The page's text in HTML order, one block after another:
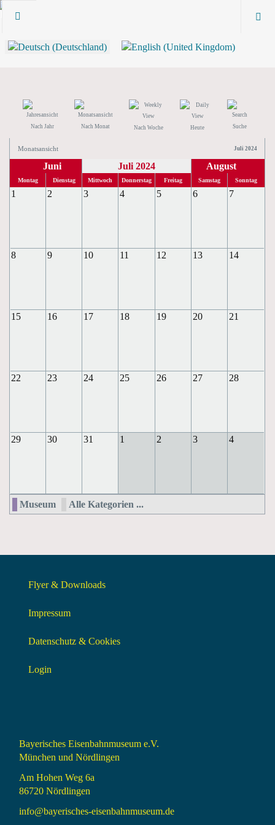
Nach Jahr Nach Monat Nach Woche Heute Suche
Monatsansicht Juli 2024
Juni Juli 2024 August
Montag Dienstag Mittwoch Donnerstag Freitag Samstag Sonntag
1 2 3 4 5 6 7
8 9 10 11 12 13 14
15 16 17 18 19 20 21
22 23 24 25 26 27 28
29 30 31 1 2 3 4
Museum Alle Kategorien ...
Flyer & Downloads
Impressum
Datenschutz & Cookies
Login
Bayerisches Eisenbahnmuseum e.V.
München und Nördlingen
Am Hohen Weg 6a
86720 Nördlingen
info@bayerisches-eisenbahnmuseum.de